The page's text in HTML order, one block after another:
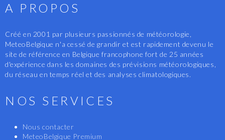
A PROPOS
Créé en 2001 par plusieurs passionnés de météorologie,
MeteoBelgique n'a cessé de grandir et est rapidement devenu le
site de référence en Belgique francophone fort de 25 années
d'expérience dans les domaines des prévisions météorologiques,
du réseau en temps réel et des analyses climatologiques.
NOS SERVICES
Nous contacter
MeteoBelgique Premium